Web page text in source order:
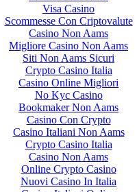
Visa Casino
Scommesse Con Criptovalute
Casino Non Aams
Migliore Casino Non Aams
Siti Non Aams Sicuri
Crypto Casino Italia
Casino Online Migliori
No Kyc Casino
Bookmaker Non Aams
Casino Con Crypto
Casino Italiani Non Aams
Crypto Casino Italia
Casino Non Aams
Online Crypto Casino
Nuovi Casino In Italia